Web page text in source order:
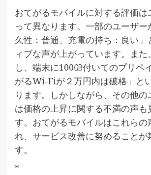
おてがるモバイルに対する評価は
って異なります。一部のユーザ
久性：普通、充電の持ち：良い」
ィブな声が上がっています。また
し、端末に100㎇付いてのプリペ
がるWi-Fiが２万円内は破格」と
ります。しかしながら、その他の
は価格の上昇に関する不満の声も
す。おてがるモバイルはこれらの
れ、サービス改善に努めることが
す。
*